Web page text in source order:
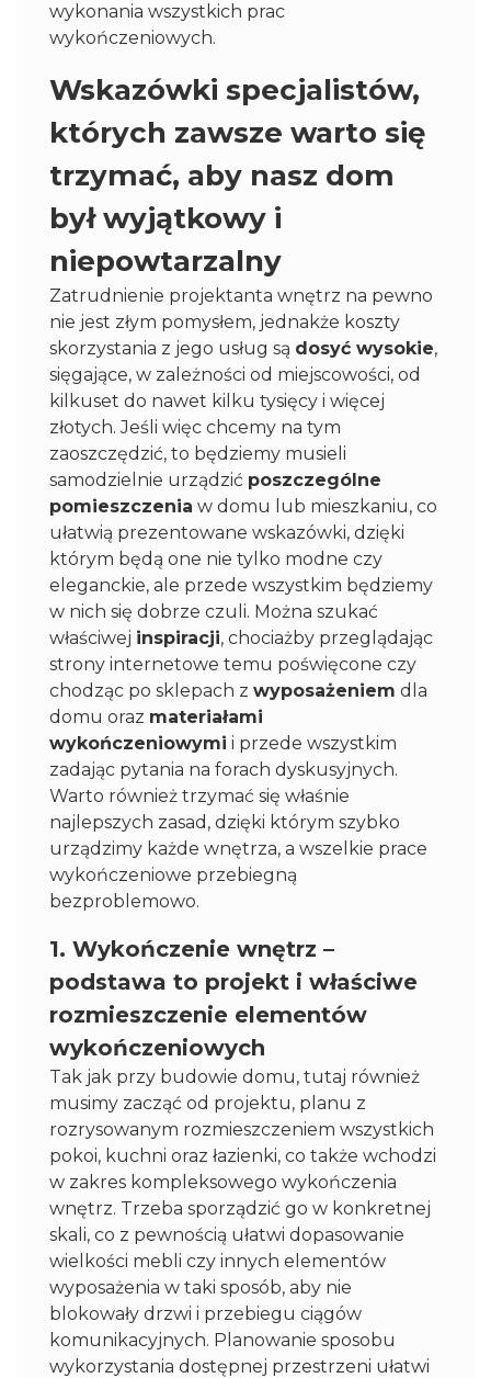
wykonania wszystkich prac
wykończeniowych.
Wskazówki specjalistów,
których zawsze warto się
trzymać, aby nasz dom
był wyjątkowy i
niepowtarzalny
Zatrudnienie projektanta wnętrz na pewno
nie jest złym pomysłem, jednakże koszty
skorzystania z jego usług są dosyć wysokie,
sięgające, w zależności od miejscowości, od
kilkuset do nawet kilku tysięcy i więcej
złotych. Jeśli więc chcemy na tym
zaoszczędzić, to będziemy musieli
samodzielnie urządzić poszczególne
pomieszczenia w domu lub mieszkaniu, co
ułatwią prezentowane wskazówki, dzięki
którym będą one nie tylko modne czy
eleganckie, ale przede wszystkim będziemy
w nich się dobrze czuli. Można szukać
właściwej inspiracji, chociażby przeglądając
strony internetowe temu poświęcone czy
chodząc po sklepach z wyposażeniem dla
domu oraz materiałami
wykończeniowymi i przede wszystkim
zadając pytania na forach dyskusyjnych.
Warto również trzymać się właśnie
najlepszych zasad, dzięki którym szybko
urządzimy każde wnętrza, a wszelkie prace
wykończeniowe przebiegną
bezproblemowo.
1. Wykończenie wnętrz –
podstawa to projekt i właściwe
rozmieszczenie elementów
wykończeniowych
Tak jak przy budowie domu, tutaj również
musimy zacząć od projektu, planu z
rozrysowanym rozmieszczeniem wszystkich
pokoi, kuchni oraz łazienki, co także wchodzi
w zakres kompleksowego wykończenia
wnętrz. Trzeba sporządzić go w konkretnej
skali, co z pewnością ułatwi dopasowanie
wielkości mebli czy innych elementów
wyposażenia w taki sposób, aby nie
blokowały drzwi i przebiegu ciągów
komunikacyjnych. Planowanie sposobu
wykorzystania dostępnej przestrzeni ułatwi